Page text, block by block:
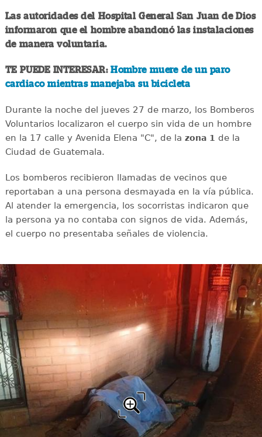
Las autoridades del Hospital General San Juan de Dios
informaron que el hombre abandonó las instalaciones
de manera voluntaria.
TE PUEDE INTERESAR:Hombre muere de un paro
cardiaco mientras manejaba su bicicleta
Durante la noche del jueves 27 de marzo, los Bomberos
Voluntarios localizaron el cuerpo sin vida de un hombre
en la 17 calle y Avenida Elena "C", de la zona 1 de la
Ciudad de Guatemala.
Los bomberos recibieron llamadas de vecinos que
reportaban a una persona desmayada en la vía pública.
Al atender la emergencia, los socorristas indicaron que
la persona ya no contaba con signos de vida. Además,
el cuerpo no presentaba señales de violencia.